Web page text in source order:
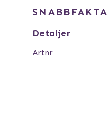
SNABBFAKTA
Detaljer
Artnr